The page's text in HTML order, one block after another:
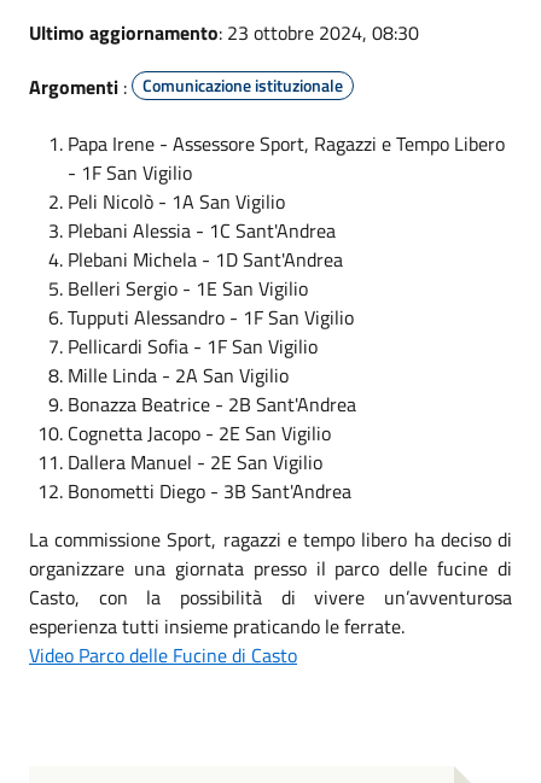
Ultimo aggiornamento: 23 ottobre 2024, 08:30
Argomenti : Comunicazione istituzionale
Papa Irene - Assessore Sport, Ragazzi e Tempo Libero
- 1F San Vigilio
Peli Nicolò - 1A San Vigilio
Plebani Alessia - 1C Sant'Andrea
Plebani Michela - 1D Sant'Andrea
Belleri Sergio - 1E San Vigilio
Tupputi Alessandro - 1F San Vigilio
Pellicardi Sofia - 1F San Vigilio
Mille Linda - 2A San Vigilio
Bonazza Beatrice - 2B Sant'Andrea
Cognetta Jacopo - 2E San Vigilio
Dallera Manuel - 2E San Vigilio
Bonometti Diego - 3B Sant'Andrea
La commissione Sport, ragazzi e tempo libero ha deciso di
organizzare una giornata presso il parco delle fucine di
Casto, con la possibilità di vivere un’avventurosa
esperienza tutti insieme praticando le ferrate.
Video Parco delle Fucine di Casto